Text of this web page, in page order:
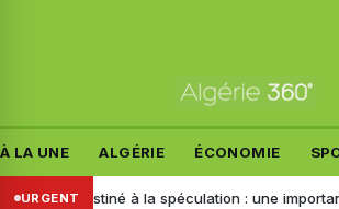
À LA UNE ALGÉRIE ÉCONOMIE
URGENT
Destiné à la spéculation : une importante